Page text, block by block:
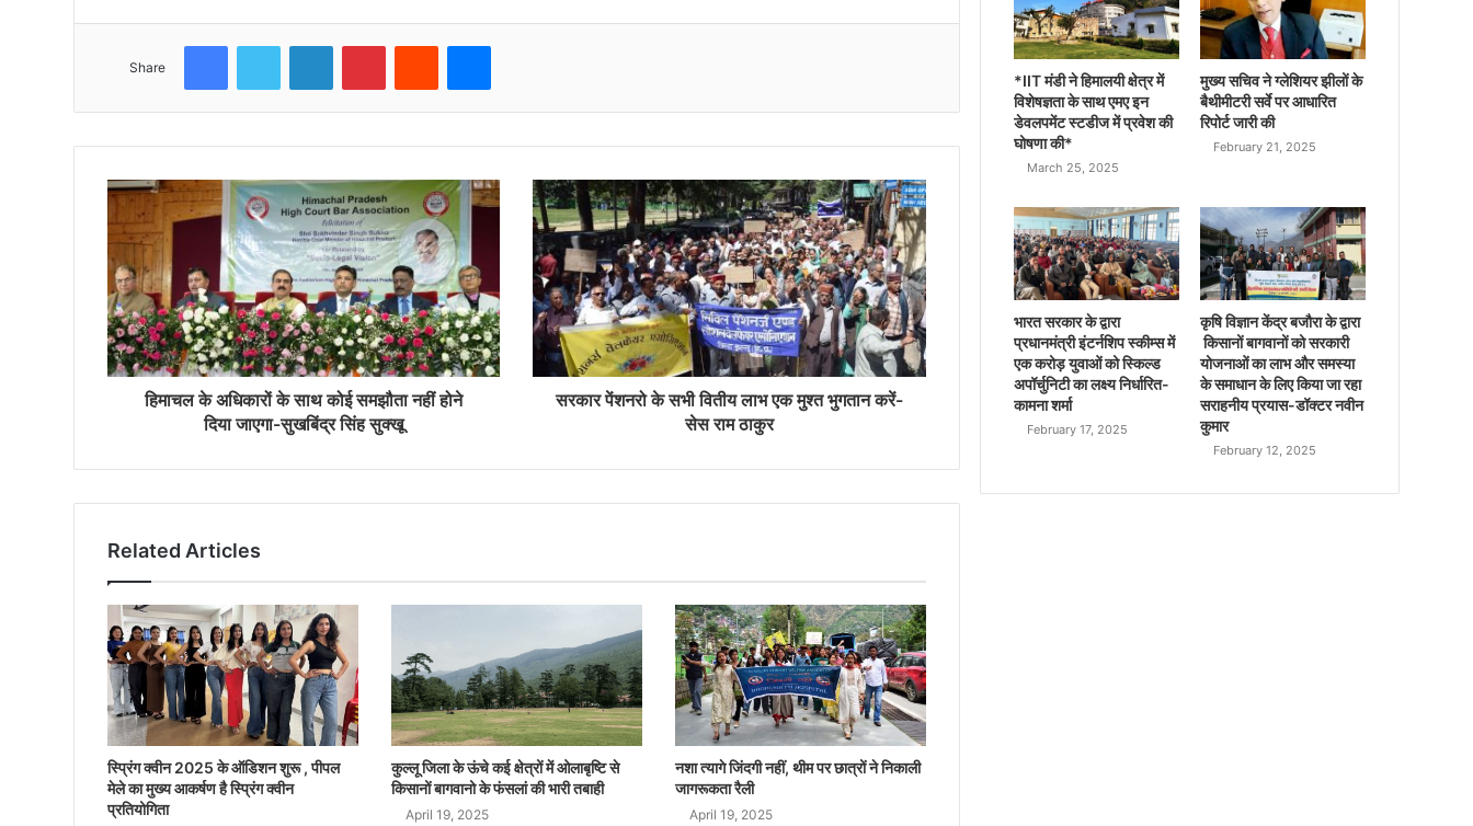
Share
हिमाचल के अधिकारों के साथ कोई समझौता नहीं होने
दिया जाएगा-सुखबिंद्र सिंह सुक्खू
सरकार पेंशनरो के सभी वितीय लाभ एक मुश्त भुगतान करें-
सेस राम ठाकुर
Related Articles
स्प्रिंग क्वीन 2025 के ऑडिशन शुरू , पीपल
मेले का मुख्य आकर्षण है स्प्रिंग क्वीन
प्रतियोगिता
कुल्लू जिला के ऊंचे कई क्षेत्रों में ओलाबृष्टि से
किसानों बागवानो के फंसलां की भारी तबाही
April 19, 2025
नशा त्यागे जिंदगी नहीं, थीम पर छात्रों ने निकाली
जागरूकता रैली
April 19, 2025
*IIT मंडी ने हिमालयी क्षेत्र में
विशेषज्ञता के साथ एमए इन
डेवलपमेंट स्टडीज में प्रवेश की
घोषणा की*
March 25, 2025
मुख्य सचिव ने ग्लेशियर झीलों के
बैथीमीटरी सर्वे पर आधारित
रिपोर्ट जारी की
February 21, 2025
भारत सरकार के द्वारा
प्रधानमंत्री इंटर्नशिप स्कीम्स में
एक करोड़ युवाओं को स्किल्ड
अपॉर्चुनिटी का लक्ष्य निर्धारित-
कामना शर्मा
February 17, 2025
कृषि विज्ञान केंद्र बजौरा के द्वारा
किसानों बागवानों को सरकारी
योजनाओं का लाभ और समस्या
के समाधान के लिए किया जा रहा
सराहनीय प्रयास-डॉक्टर नवीन
कुमार
February 12, 2025